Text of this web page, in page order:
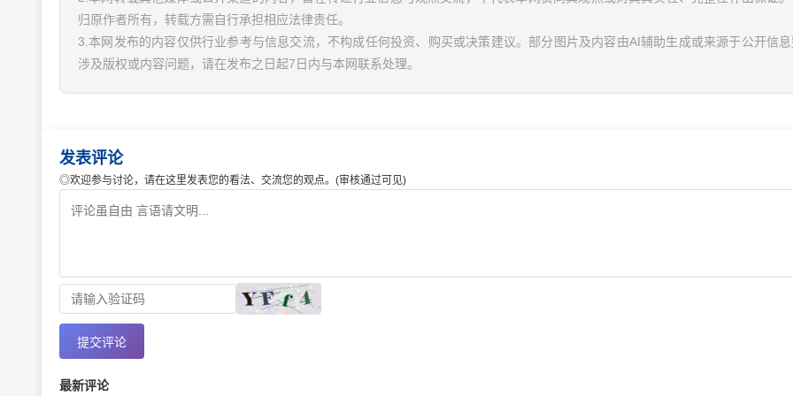
归原作者所有，转载方需自行承担相应法律责任。
3.本网发布的内容仅供行业参考与信息交流，不构成任何投资、购买或决策建议。部分图片及内容由AI辅助生成或来源于公开信
涉及版权或内容问题，请在发布之日起7日内与本网联系处理。
发表评论
◎欢迎参与讨论，请在这里发表您的看法、交流您的观点。(审核通过可见)
提交评论
最新评论